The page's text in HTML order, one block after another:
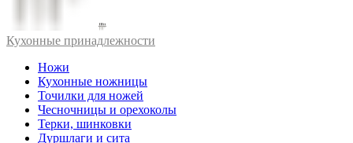
Кухонные принадлежности
Ножи
Кухонные ножницы
Точилки для ножей
Чесночницы и орехоколы
Терки, шинковки
Дуршлаги и сита